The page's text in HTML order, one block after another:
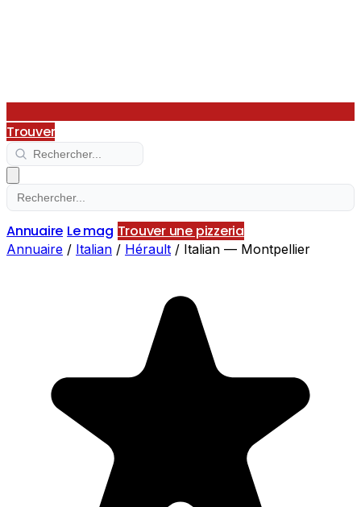
Trouver
Annuaire Le mag Trouver une pizzeria
Annuaire / Italian / Hérault / Italian — Montpellier